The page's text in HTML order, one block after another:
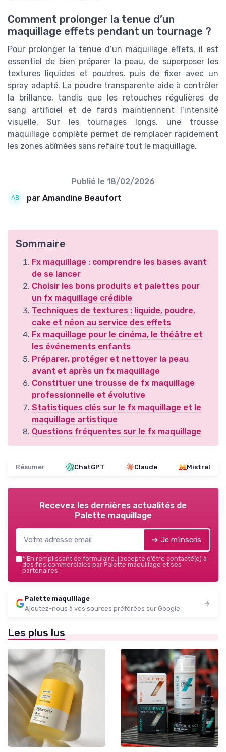
Comment prolonger la tenue d’un
maquillage effets pendant un tournage ?
Pour prolonger la tenue d’un maquillage effets, il est
essentiel de bien préparer la peau, de superposer les
textures liquides et poudres, puis de fixer avec un
spray adapté. La poudre transparente aide à contrôler
la brillance, tandis que les retouches régulières de
sang artificiel et de fards maintiennent l’intensité
visuelle. Sur les tournages longs, une trousse
maquillage complète permet de remplacer rapidement
les zones abîmées sans refaire tout le maquillage.
Publié le 18/02/2026
par Amandine Beaufort
Sommaire
Fx maquillage : comprendre les bases avant
de se lancer
Choisir les bons produits et palettes pour
un fx maquillage crédible
Techniques de textures : liquide, poudre,
cake et néon au service des effets
Fx maquillage pour le cinéma, le théâtre et
les événements enfants
Préparer, protéger et nettoyer la peau
avant et après un fx maquillage
Constituer une trousse de fx maquillage
professionnelle et évolutive
Statistiques clés sur le fx maquillage et le
maquillage artistique
Questions fréquentes sur le fx maquillage
Résumer ChatGPT Claude Mistral
Recevez les dernières actualités de
Palette maquillage
➔ Je m'inscris
* En remplissant ce formulaire, j’accepte d’être contacté(e) à
des fins commerciales par Palette maquillage et ses
partenaires.
Palette maquillage
Ajoutez-nous à vos sources préférées sur Google
Les plus lus